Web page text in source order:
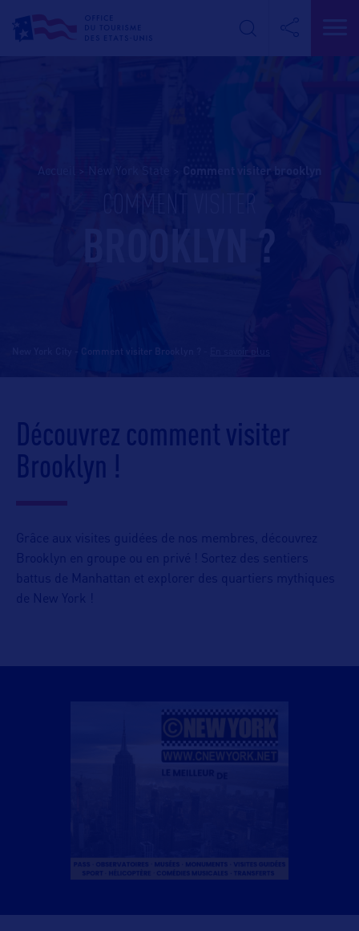
comment visiter brooklyn
COMMENT VISITER
BROOKLYN ?
New York City - Comment visiter Brooklyn ?
Découvrez comment visiter
Brooklyn !
Grâce aux visites guidées de nos membres, découvrez
Brooklyn en groupe ou en privé ! Sortez des sentiers
battus de Manhattan et explorer des quartiers mythiques
de New York !